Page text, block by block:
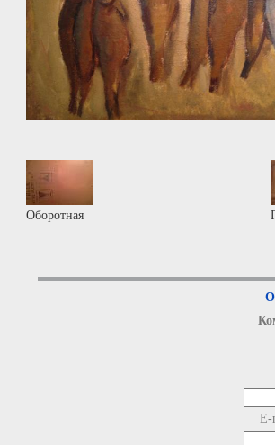
Оборотная
E-